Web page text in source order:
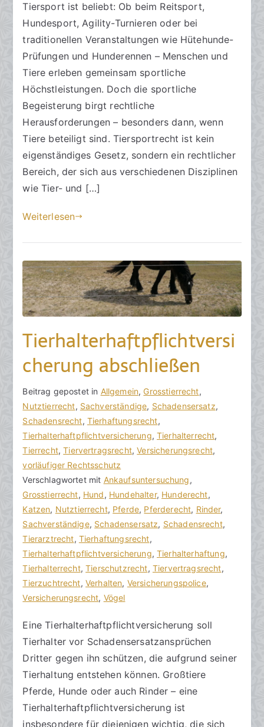
R
e
c
h
t
n
w
ä
l
t
e
e
r
ö
f
f
t
l
c
h
t
m
7
.
D
e
z
e
m
b
e
2
0
2
5
m
e
n
t
a
zu
Tiersportrecht
–
Rechtliche
Rahmenbedingungen
bei
mit
Tiersport ist beliebt: Ob beim Reitsport,
Hundesport, Agility-Turnieren oder bei
traditionellen Veranstaltungen wie Hütehunde-
Prüfungen und Hunderennen – Menschen und
Tiere erleben gemeinsam sportliche
Höchstleistungen. Doch die sportliche
Begeisterung birgt rechtliche
Herausforderungen – besonders dann, wenn
Tiere beteiligt sind. Tiersportrecht ist kein
eigenständiges Gesetz, sondern ein rechtlicher
Bereich, der sich aus verschiedenen Disziplinen
wie Tier- und […]
Weiterlesen
Tierhalterhaftpflichtversi
cherung abschließen
V
o
n
h
o
r
a
k
R
e
c
h
t
s
a
w
ä
l
t
e
B
e
i
t
r
a
g
v
e
r
ö
f
f
e
n
l
i
c
h
t
Beitrag gepostet in Allgemein, Grosstierrecht,
Nutztierrecht, Sachverständige, Schadensersatz,
Schadensrecht, Tierhaftungsrecht,
Tierhalterhaftpflichtversicherung,Tierhalterrecht,
Tierrecht,Tiervertragsrecht,Versicherungsrecht,
vorläufiger Rechtsschutz
Verschlagwortet mit Ankaufsuntersuchung,
Grosstierrecht, Hund, Hundehalter, Hunderecht,
Katzen, Nutztierrecht, Pferde, Pferderecht, Rinder,
Sachverständige, Schadensersatz, Schadensrecht,
Tierarztrecht, Tierhaftungsrecht,
Tierhalterhaftpflichtversicherung,Tierhalterhaftung,
Tierhalterrecht,Tierschutzrecht, Tiervertragsrecht,
Tierzuchtrecht, Verhalten, Versicherungspolice,
Versicherungsrecht, Vögel
K
e
i
n
e
K
o
m
m
e
n
t
a
r
e
Tierhalterhaftpflichtversicherung
abschließen
Eine Tierhalterhaftpflichtversicherung soll
Tierhalter vor Schadensersatzansprüchen
Dritter gegen ihn schützen, die aufgrund seiner
Tierhaltung entstehen können. Großtiere
Pferde, Hunde oder auch Rinder – eine
Tierhalterhaftpflichtversicherung ist
insbesondere für diejenigen wichtig, die sich